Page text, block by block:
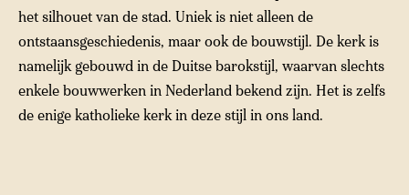
het silhouet van de stad. Uniek is niet alleen de
ontstaansgeschiedenis, maar ook de bouwstijl. De kerk is
namelijk gebouwd in de Duitse barokstijl, waarvan slechts
enkele bouwwerken in Nederland bekend zijn. Het is zelfs
de enige katholieke kerk in deze stijl in ons land.